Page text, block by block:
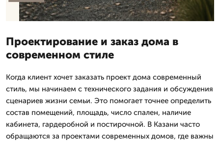
Проектирование и заказ дома в
современном стиле
Когда клиент хочет заказать проект дома современный
стиль, мы начинаем с технического задания и обсуждения
сценариев жизни семьи. Это помогает точнее определить
состав помещений, площадь, число спален, наличие
кабинета, гардеробной и постирочной. В Казани часто
обращаются за проектами современных домов, где важны